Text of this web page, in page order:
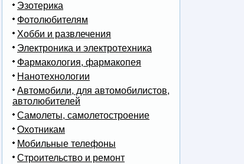
Эзотерика
Фотолюбителям
Хобби и развлечения
Электроника и электротехника
Фармакология, фармакопея
Нанотехнологии
Автомобили, для автомобилистов,
автолюбителей
Самолеты, самолетостроение
Охотникам
Мобильные телефоны
Строительство и ремонт